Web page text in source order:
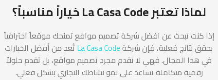
لماذا تعتبر La Casa Code خياراً مناسباً؟
إذا كنت تبحث عن افضل شركة تصميم مواقع تمنحك موقعاً احترافياً
يحقق نتائج فعلية، فإن شركةLa Casa Code تُعد من أفضل الخيارات
في هذا المجال. فهي لا تقدم مجرد تصميم مواقع، بل تقدم حلولاً
رقمية متكاملة تساعد على نمو نشاطك التجاري بشكل فعلي.